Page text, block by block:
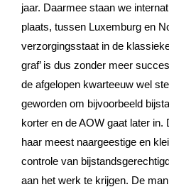
jaar. Daarmee staan we
plaats, tussen Luxemburg en
verzorgingsstaat in de
graf’ is dus zonder meer
de afgelopen kwarteeuw wel
geworden om bijvoorbeeld
korter en de AOW gaat later
haar meest naargeestige en
controle van
aan het werk te krijgen. De